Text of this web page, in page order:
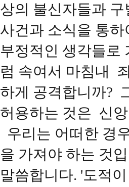
상의 불신자들과
사건과 소식을 통
부정적인 생각들로
럼 속여서 마침내
하게 공격합니까?
허용하는 것은 신
우리는 어떠한 경
을 가져야 하는 것
말씀합니다. '도적